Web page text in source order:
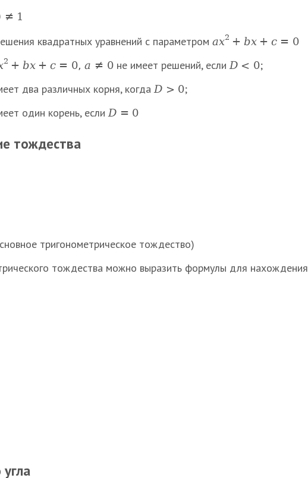
≠ 1
квадратных уравнений с параметром ax2 + bx + c = 0
2 + bx + c = 0, а ≠ 0не имеет решений, еслиD < 0;
два различных корня, когдаD > 0;
один корень, еслиD = 0
тождества
тригонометрическое тождество)
тождества можно выразить формулы для нахождения